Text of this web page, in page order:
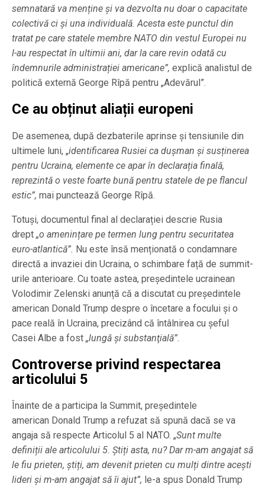
semnatară va menține și va dezvolta nu doar o capacitate
colectivă ci și una individuală. Acesta este punctul din
tratat pe care statele membre NATO din vestul Europei nu
l-au respectat în ultimii ani, dar la care revin odată cu
îndemnurile administrației americane”, explică analistul de
politică externă George Rîpă pentru „Adevărul”.
Ce au obținut aliații europeni
De asemenea, după dezbaterile aprinse și tensiunile din
ultimele luni, „identificarea Rusiei ca dușman și susținerea
pentru Ucraina, elemente ce apar în declarația finală,
reprezintă o veste foarte bună pentru statele de pe flancul
estic”, mai punctează George Rîpă.
Totuși, documentul final al declarației descrie Rusia
drept „o amenințare pe termen lung pentru securitatea
euro-atlantică”. Nu este însă menționată o condamnare
directă a invaziei din Ucraina, o schimbare față de summit-
urile anterioare. Cu toate astea, președintele ucrainean
Volodimir Zelenski anunță că a discutat cu președintele
american Donald Trump despre o încetare a focului şi o
pace reală în Ucraina, precizând că întâlnirea cu șeful
Casei Albe a fost „lungă şi substanţială”.
Controverse privind respectarea
articolului 5
Înainte de a participa la Summit, președintele
american Donald Trump a refuzat să spună dacă se va
angaja să respecte Articolul 5 al NATO. „Sunt multe
definiții ale articolului 5. Știți asta, nu? Dar m-am angajat să
le fiu prieten, știți, am devenit prieten cu mulți dintre acești
lideri și m-am angajat să îi ajut”, le-a spus Donald Trump